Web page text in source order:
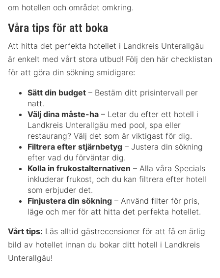
om hotellen och området omkring.
Våra tips för att boka
Att hitta det perfekta hotellet i Landkreis Unterallgäu
är enkelt med vårt stora utbud! Följ den här checklistan
för att göra din sökning smidigare:
Sätt din budget – Bestäm ditt prisintervall per
natt.
Välj dina måste-ha – Letar du efter ett hotell i
Landkreis Unterallgäu med pool, spa eller
restaurang? Välj det som är viktigast för dig.
Filtrera efter stjärnbetyg – Justera din sökning
efter vad du förväntar dig.
Kolla in frukostalternativen – Alla våra Specials
inkluderar frukost, och du kan filtrera efter hotell
som erbjuder det.
Finjustera din sökning – Använd filter för pris,
läge och mer för att hitta det perfekta hotellet.
Vårt tips: Läs alltid gästrecensioner för att få en ärlig
bild av hotellet innan du bokar ditt hotell i Landkreis
Unterallgäu!